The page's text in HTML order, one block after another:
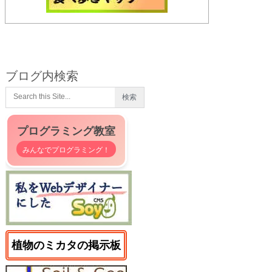
ブログ内検索
プログラミング教室
みんなでプログラミング！
植物のミカタの掲示板